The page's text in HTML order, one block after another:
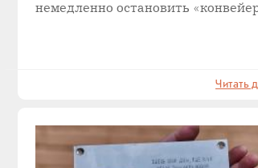
немедленно остановить
Читать